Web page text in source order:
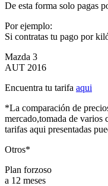
De esta forma solo pagas
Por ejemplo:
Si contratas tu pago por
Mazda 3
AUT 2016
Encuentra tu tarifa aqui
*La comparación de
mercado,tomada de varios
tarifas aqui presentadas
Otros*
Plan forzoso
a 12 meses